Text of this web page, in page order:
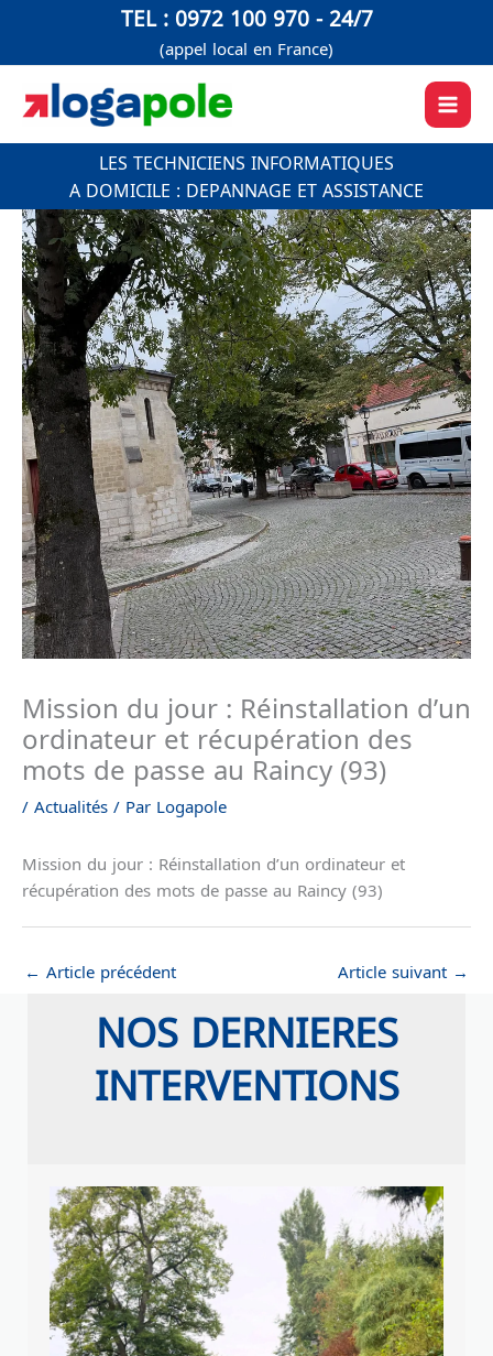
contenu
TEL : 0972 100 970 - 24/7
(appel local en France)
LES TECHNICIENS INFORMATIQUES
A DOMICILE : DEPANNAGE ET ASSISTANCE
Mission du jour : Réinstallation d’un
ordinateur et récupération des
mots de passe au Raincy (93)
/ Actualités / Par Logapole
Mission du jour : Réinstallation d’un ordinateur et
récupération des mots de passe au Raincy (93)
← Article précédent Article suivant →
NOS DERNIERES
INTERVENTIONS